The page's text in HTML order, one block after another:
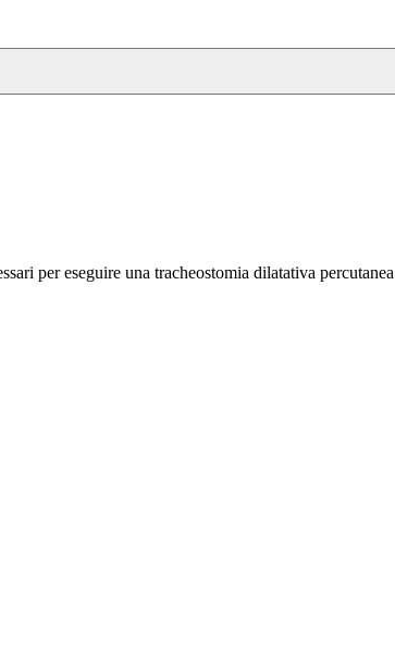
per eseguire una tracheostomia dilatativa percutanea